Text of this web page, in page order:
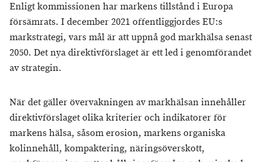
Enligt kommissionen har markens tillstånd i Europa
försämrats. I december 2021 offentliggjordes EU:s
markstrategi, vars mål är att uppnå god markhälsa senast
2050. Det nya direktivförslaget är ett led i genomförandet
av strategin.
När det gäller övervakningen av markhälsan innehåller
direktivförslaget olika kriterier och indikatorer för
markens hälsa, såsom erosion, markens organiska
kolinnehåll, kompaktering, näringsöverskott,